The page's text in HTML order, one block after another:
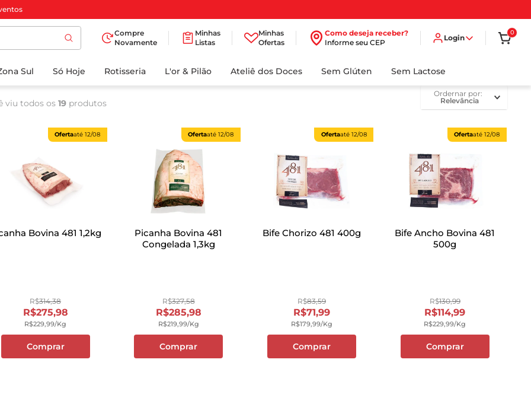
Compre
Novamente
Minhas
Listas
Minhas
Ofertas
Como deseja receber?
Informe seu CEP
Login
0
Sul Só Hoje Rotisseria L'or & Pilão Ateliê dos Doces Sem Glúten Sem Lactose
viu todos os19 produtos
ordernar por
Relevância
Ofertaaté12/08
Bovina 481 1,2kg
R$314,38
R$275,98
R$229,99/kg
Comprar
Ofertaaté12/08
Picanha Bovina 481
Congelada 1,3kg
R$327,58
R$285,98
R$219,99/kg
Comprar
Ofertaaté 12/08
Bife Chorizo 481 400g
R$83,59
R$71,99
R$179,99/kg
Comprar
Ofertaaté12/08
Bife Ancho Bovina 481
500g
R$130,99
R$114,99
R$229,99/kg
Comprar
BUSCADOS
3º
8º
biscoito